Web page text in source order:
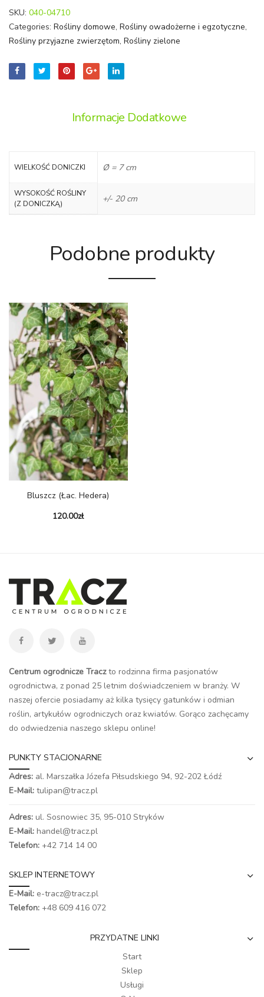
SKU: 040-04710
Categories: Rośliny domowe, Rośliny owadożerne i egzotyczne,
Rośliny przyjazne zwierzętom, Rośliny zielone
Informacje Dodatkowe
WIELKOŚĆ DONICZKI Ø = 7 cm
WYSOKOŚĆ ROŚLINY
(Z DONICZKĄ)
+/- 20 cm
Podobne produkty
Bluszcz (łac. Hedera)
120.00zł
Centrum ogrodnicze Traczto rodzinna firma pasjonatów
ogrodnictwa, z ponad 25 letnim doświadczeniem w branży. W
naszej ofercie posiadamy aż kilka tysięcy gatunków i odmian
roślin, artykułów ogrodniczych oraz kwiatów. Gorąco zachęcamy
do odwiedzenia naszego sklepu online!
PUNKTY STACJONARNE
Adres: al. Marszałka Józefa Piłsudskiego 94, 92-202 Łódź
E-Mail: tulipan@tracz.pl
Adres: ul. Sosnowiec 35, 95-010 Stryków
E-Mail: handel@tracz.pl
Telefon: +42 714 14 00
SKLEP INTERNETOWY
E-Mail: e-tracz@tracz.pl
Telefon: +48 609 416 072
PRZYDATNE LINKI
Start
Sklep
Usługi